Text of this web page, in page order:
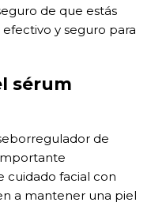
de que estás
y seguro para
sérum
de
facial con
a mantener una piel